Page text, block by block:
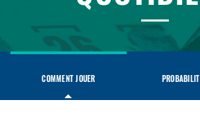
Jeux
loterie
quotidiens
COMMENT JOUER